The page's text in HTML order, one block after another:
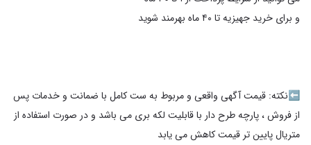
⬅️نکته: قیمت آگهی واقعی و مربوط به ست کامل با ضمانت و خدمات پس
از فروش ، پارچه طرح دار با قابلیت لکه بری می باشد و در صورت استفاده از